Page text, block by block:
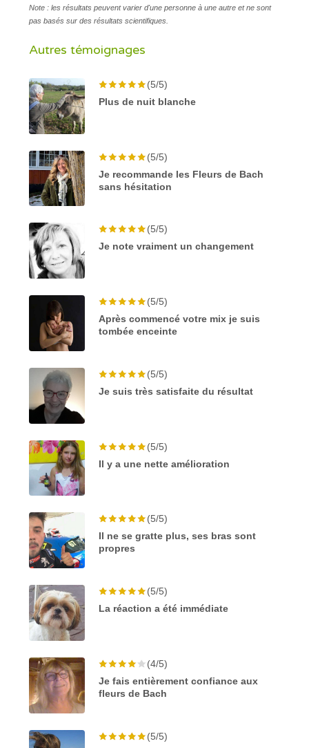
Note : les résultats peuvent varier d'une personne à une autre et ne sont
pas basés sur des résultats scientifiques.
Autres témoignages
(5/5)
Plus de nuit blanche
(5/5)
Je recommande les Fleurs de Bach
sans hésitation
(5/5)
Je note vraiment un changement
(5/5)
Après commencé votre mix je suis
tombée enceinte
(5/5)
Je suis très satisfaite du résultat
(5/5)
Il y a une nette amélioration
(5/5)
Il ne se gratte plus, ses bras sont
propres
(5/5)
La réaction a été immédiate
(4/5)
Je fais entièrement confiance aux
fleurs de Bach
(5/5)